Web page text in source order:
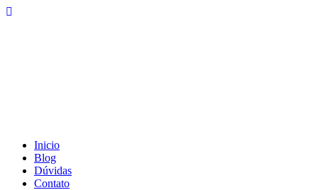
Inicio
Blog
Dúvidas
Contato